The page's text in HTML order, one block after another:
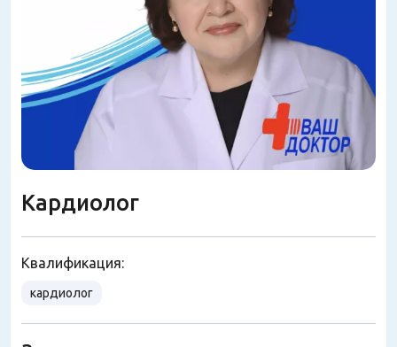
Кардиолог
Квалификация:
кардиолог